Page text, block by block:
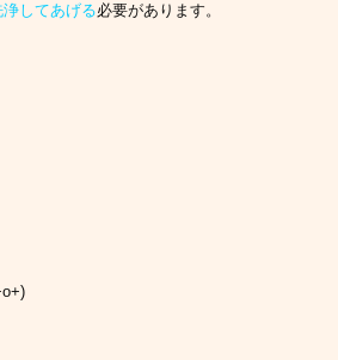
してあげる必要があります。